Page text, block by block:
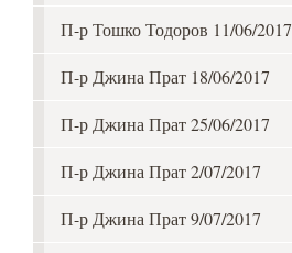
П-р Тошко Тодоров 11/06/2017
П-р Джина Прат 18/06/2017
П-р Джина Прат 25/06/2017
П-р Джина Прат 2/07/2017
П-р Джина Прат 9/07/2017